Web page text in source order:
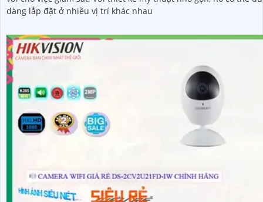
dàng lắp đặt ở nhiều vị trí khác nhau